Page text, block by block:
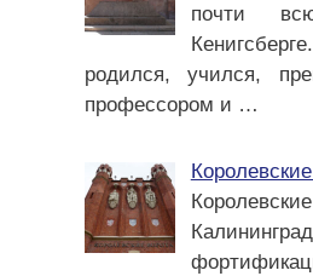
почти
родился, учился,
профессором и …